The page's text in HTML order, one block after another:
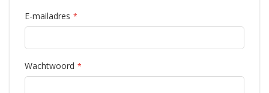
E-mailadres
Wachtwoord